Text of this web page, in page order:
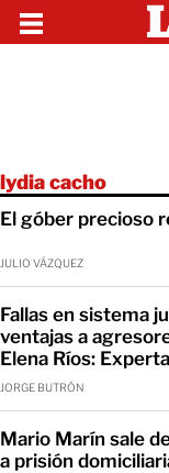
lydia cacho
El góber precioso
JULIO VÁZQUEZ
Fallas en sistema
ventajas a
Elena Ríos:
JORGE BUTRÓN
Mario Marín sale
a prisión